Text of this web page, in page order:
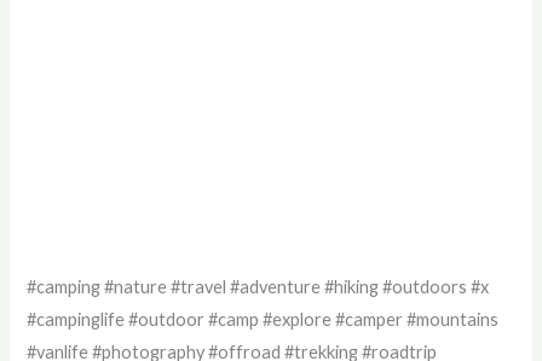
#camping #nature #travel #adventure #hiking #outdoors #x
#campinglife #outdoor #camp #explore #camper #mountains
#vanlife #photography #offroad #trekking #roadtrip